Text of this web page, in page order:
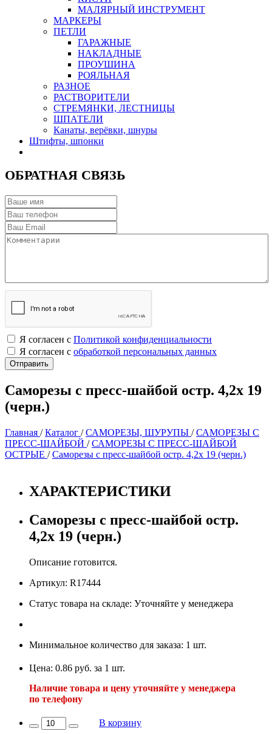
МАЛЯРНЫЙ ИНСТРУМЕНТ
МАРКЕРЫ
ПЕТЛИ
ГАРАЖНЫЕ
НАКЛАДНЫЕ
ПРОУШИНА
РОЯЛЬНАЯ
РАЗНОЕ
РАСТВОРИТЕЛИ
СТРЕМЯНКИ, ЛЕСТНИЦЫ
ШПАТЕЛИ
Канаты, верёвки, шнуры
Штифты, шпонки
ОБРАТНАЯ СВЯЗЬ
Я согласен с Политикой конфиденциальности
Я согласен с обработкой персональных данных
Саморезы с пресс-шайбой остр. 4,2х 19
(черн.)
Главная /Каталог /САМОРЕЗЫ, ШУРУПЫ /САМОРЕЗЫ С
ПРЕСС-ШАЙБОЙ /САМОРЕЗЫ С ПРЕСС-ШАЙБОЙ
ОСТРЫЕ /Саморезы с пресс-шайбой остр. 4,2х 19 (черн.)
ХАРАКТЕРИСТИКИ
Саморезы с пресс-шайбой остр.
4,2х 19 (черн.)
Описание готовится.
Артикул: R17444
Статус товара на складе: Уточняйте у менеджера
Минимальное количество для заказа: 1 шт.
Цена: 0.86 руб. за 1 шт.
Наличие товара и цену уточняйте у менеджера
по телефону
В корзину